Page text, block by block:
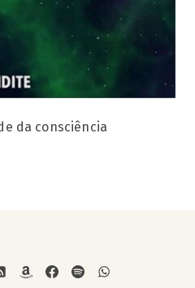
da consciência